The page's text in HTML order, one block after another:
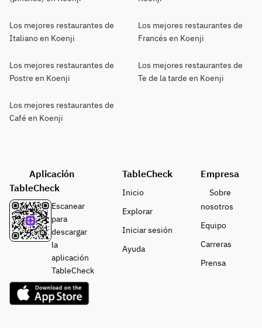
Los mejores restaurantes de
Italiano en Koenji
Los mejores restaurantes de
Francés en Koenji
Los mejores restaurantes de
Postre en Koenji
Los mejores restaurantes de
Te de la tarde en Koenji
Los mejores restaurantes de
Café en Koenji
Aplicación
TableCheck
Escanear
para
descargar
la
aplicación
TableCheck
TableCheck
Inicio
Explorar
Iniciar sesión
Ayuda
Empresa
Sobre
nosotros
Equipo
Carreras
Prensa